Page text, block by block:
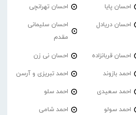
احسان پایا احسان تهرانچی
احسان دریادل
احسان سلیمانی
مقدم
احسان قربانزاده احسان نی زن
احمد بازوند احمد تبریزی و آرسن
احمد سعیدی احمد سلو
احمد سولو احمد شامی